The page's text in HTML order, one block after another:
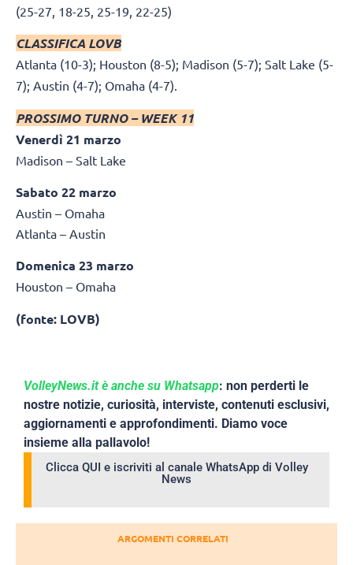
(25-27, 18-25, 25-19, 22-25)
CLASSIFICA LOVB
Atlanta (10-3); Houston (8-5); Madison (5-7); Salt Lake (5-
7); Austin (4-7); Omaha (4-7).
PROSSIMO TURNO – WEEK 11
Venerdì 21 marzo
Madison – Salt Lake
Sabato 22 marzo
Austin – Omaha
Atlanta – Austin
Domenica 23 marzo
Houston – Omaha
(fonte: LOVB)
VolleyNews.it è anche su Whatsapp: non perderti le
nostre notizie, curiosità, interviste, contenuti esclusivi,
aggiornamenti e approfondimenti. Diamo voce
insieme alla pallavolo!
Clicca QUI e iscriviti al canale WhatsApp di Volley
News
ARGOMENTI CORRELATI